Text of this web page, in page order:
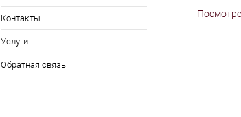
Контакты
Услуги
Обратная связь